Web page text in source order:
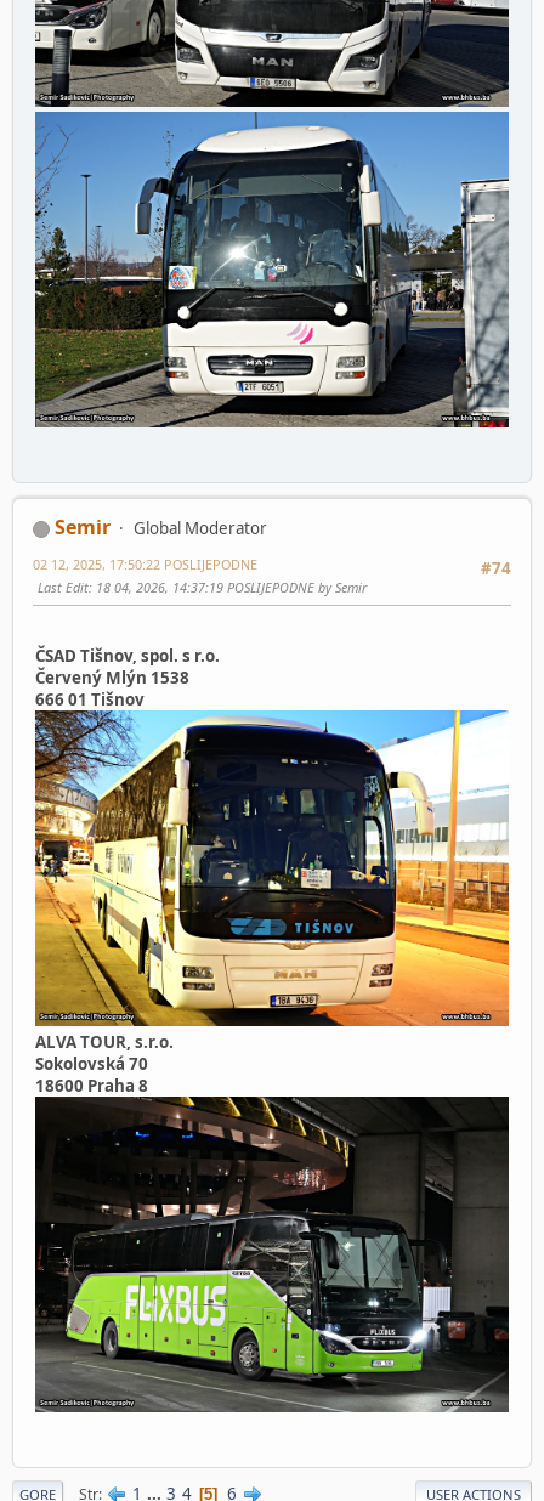
Semir
Global Moderator
#74
02 12, 2025, 17:50:22 POSLIJEPODNE
Last Edit: 18 04, 2026, 14:37:19 POSLIJEPODNE by Semir
ČSAD Tišnov, spol. s r.o.
Červený Mlýn 1538
666 01 Tišnov
ALVA TOUR, s.r.o.
Sokolovská 70
18600 Praha 8
GORE Str 1 ... 3 4 5 6 USER ACTIONS